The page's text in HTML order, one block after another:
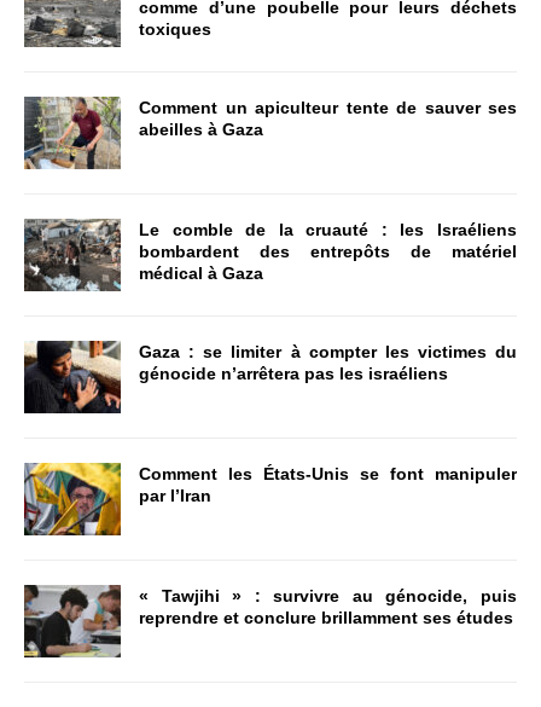
comme d’une poubelle pour leurs déchets
toxiques
Comment un apiculteur tente de sauver ses
abeilles à Gaza
Le comble de la cruauté : les Israéliens
bombardent des entrepôts de matériel
médical à Gaza
Gaza : se limiter à compter les victimes du
génocide n’arrêtera pas les israéliens
Comment les États-Unis se font manipuler
par l’Iran
« Tawjihi » : survivre au génocide, puis
reprendre et conclure brillamment ses études